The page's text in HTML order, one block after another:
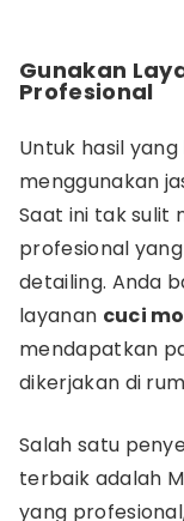
Gunakan
Profesional
Untuk hasil
menggunakan
Saat ini tak sulit
profesional
detailing. Anda
layanan cuci
mendapatkan
dikerjakan di
Salah satu
terbaik adalah
yang